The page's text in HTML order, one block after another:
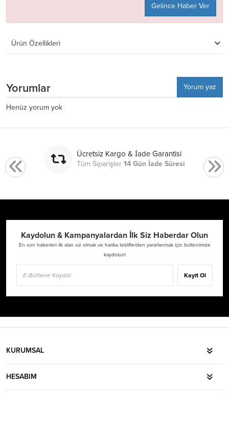
Gelince Haber Ver
Ürün Özellikleri
Yorumlar
Yorum yaz
Henüz yorum yok
Ücretsiz Kargo & İade Garantisi
Tüm Siparişler14 Gün İade Süresi
Kaydolun & Kampanyalardan İlk Siz Haberdar Olun
En son haberleri ilk alan siz olmak ve harika tekliflerden yararlanmak için bültenimize
kaydolun!
Kayıt Ol
KURUMSAL
HESABIM